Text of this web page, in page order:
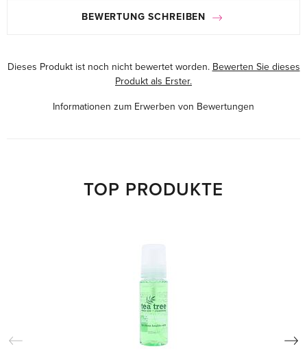
BEWERTUNG SCHREIBEN
Dieses Produkt ist noch nicht bewertet worden. Bewerten Sie dieses
Produkt als Erster.
Informationen zum Erwerben von Bewertungen
TOP PRODUKTE